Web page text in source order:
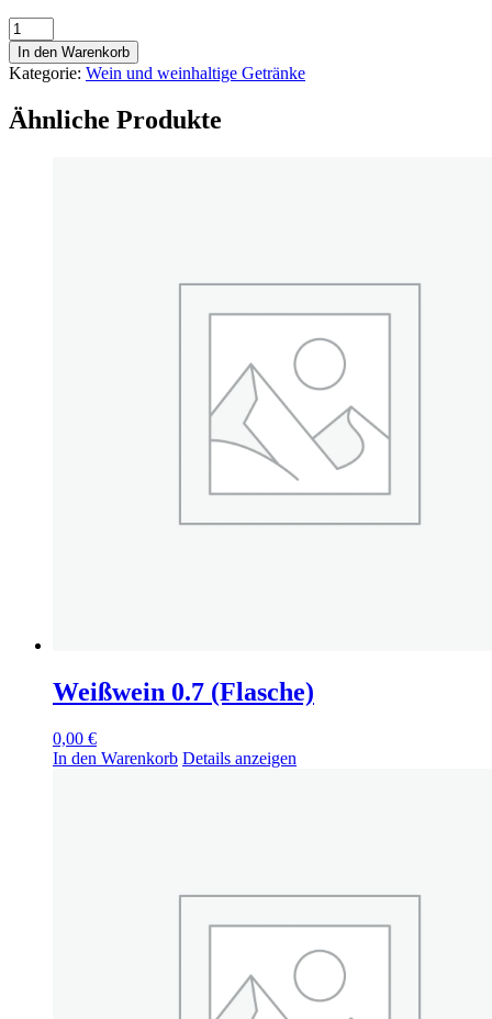
Weinschorle
weiß
0.5
(Kiste)
Menge
In den Warenkorb
Kategorie: Wein und weinhaltige Getränke
Ähnliche Produkte
Weißwein 0.7 (Flasche)
0,00 €
In den Warenkorb Details anzeigen